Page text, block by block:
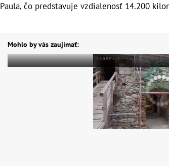
Paula, čo predstavuje vzdialenosť 14.200
Mohlo by vás zaujímať: